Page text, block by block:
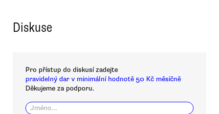
Diskuse
Pro přístup do diskusí zadejte
pravidelný dar v minimální hodnotě 50 Kč měsíčně
Děkujeme za podporu.